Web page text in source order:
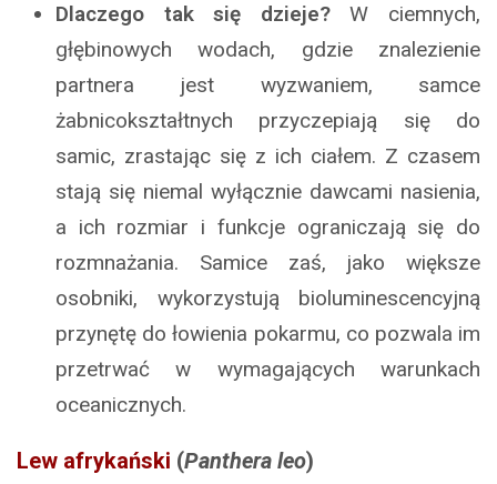
Dlaczego tak się dzieje?W ciemnych,
głębinowych wodach, gdzie znalezienie
partnera jest wyzwaniem, samce
żabnicokształtnych przyczepiają się do
samic, zrastając się z ich ciałem. Z czasem
stają się niemal wyłącznie dawcami nasienia,
a ich rozmiar i funkcje ograniczają się do
rozmnażania. Samice zaś, jako większe
osobniki, wykorzystują bioluminescencyjną
przynętę do łowienia pokarmu, co pozwala im
przetrwać w wymagających warunkach
oceanicznych.
Lew afrykański (Panthera leo)